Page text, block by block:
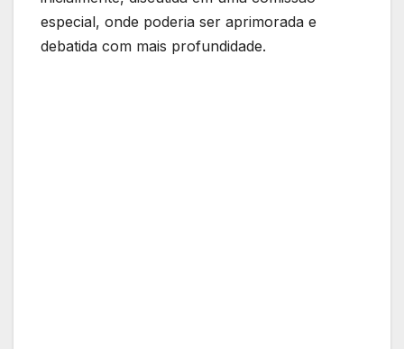
especial, onde poderia ser aprimorada e
debatida com mais profundidade.